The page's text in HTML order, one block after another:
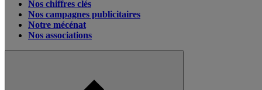
Nos chiffres clés
Nos campagnes publicitaires
Notre mécénat
Nos associations